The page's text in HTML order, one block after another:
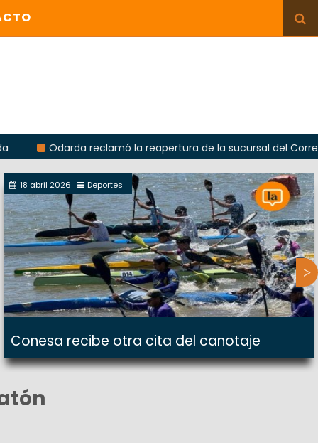
reclamó la reapertura de la sucursal del Correo
18 abril 2026 Deportes
Conesa recibe otra cita del canotaje